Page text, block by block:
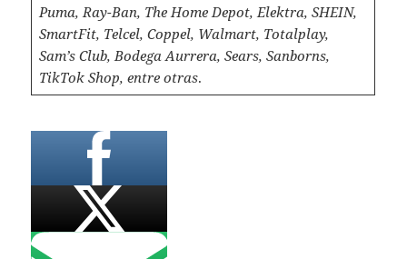
Puma, Ray-Ban, The Home Depot, Elektra, SHEIN,
SmartFit, Telcel, Coppel, Walmart, Totalplay,
Sam’s Club, Bodega Aurrera, Sears, Sanborns,
TikTok Shop, entre otras.